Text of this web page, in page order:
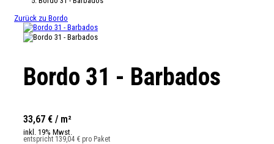
Zurück zu Bordo
Bordo 31 - Barbados
33,67 € / m²
inkl. 19% Mwst.
entspricht 139,04 € pro Paket